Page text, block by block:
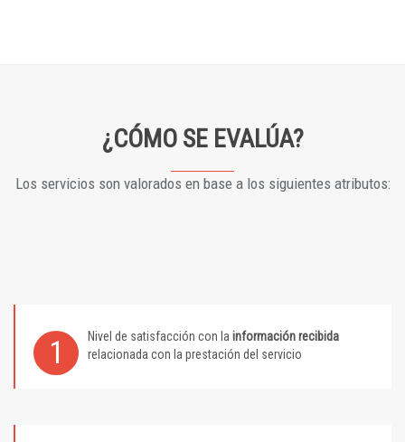
¿CÓMO SE EVALÚA?
Los servicios son valorados en base a los siguientes atributos:
1 Nivel de satisfacción con la información recibida
relacionada con la prestación del servicio